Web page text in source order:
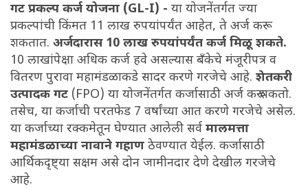
गट प्रकल्प कर्ज योजना (GL-I) - या योजनेंतर्गत ज्या
प्रकल्पांची किंमत 11 लाख रुपयांपर्यंत आहेत, ते अर्ज करू
शकतात. अर्जदारास 10 लाख रुपयांपर्यंत कर्ज मिळू शकते.
10 लाखांपेक्षा अधिक कर्ज हवे असल्यास बँकेचे मंजूरीपत्र व
वितरण पुरावा महामंडळाकडे सादर करणे गरजेचे आहे. शेतकरी
उत्पादक गट (FPO) या योजनेंतर्गत कर्जासाठी अर्ज करू शकतो.
तसेच, या कर्जाची परतफेड 7 वर्षांच्या आत करणे गरजेचे असेल.
या कर्जाच्या रक्कमेतून घेण्यात आलेली सर्व मालमत्ता
महामंडळाच्या नावाने गहाण ठेवण्यात येईल. कर्जासाठी
आर्थिकदृष्ट्या सक्षम असे दोन जामीनदार देणे देखील गरजेचे
आहे.